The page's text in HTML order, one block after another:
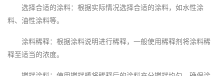
选择合适的涂料：根据实际情况选择合适的涂料，如水性涂
料、油性涂料等。
涂料稀释：根据涂料说明进行稀释，一般使用稀释剂将涂料稀
释至适当的浓度。